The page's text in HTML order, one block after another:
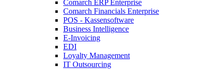
Comarch ERP Enterprise
Comarch Financials Enterprise
POS - Kassensoftware
Business Intelligence
E-Invoicing
EDI
Loyalty Management
IT Outsourcing